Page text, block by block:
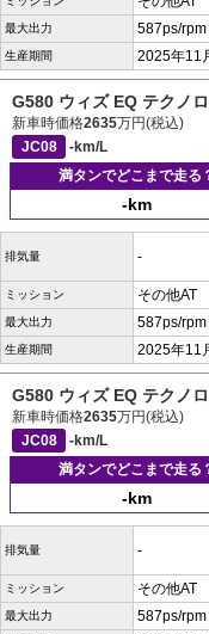
最大出力 587ps/rpm
生産期間 2025年11
G580 ウィズ EQ テクノ
新車時価格2635万円(税込)
JC08
-km/L
満タンでどこまで走る
-km
排気量 -
ミッション その他AT
最大出力 587ps/rpm
生産期間 2025年11
G580 ウィズ EQ テクノ
新車時価格2635万円(税込)
JC08
-km/L
満タンでどこまで走る
-km
排気量 -
ミッション その他AT
最大出力 587ps/rpm